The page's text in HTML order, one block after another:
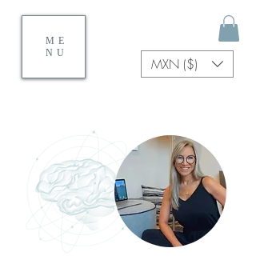
MXN ($)
ME
NU